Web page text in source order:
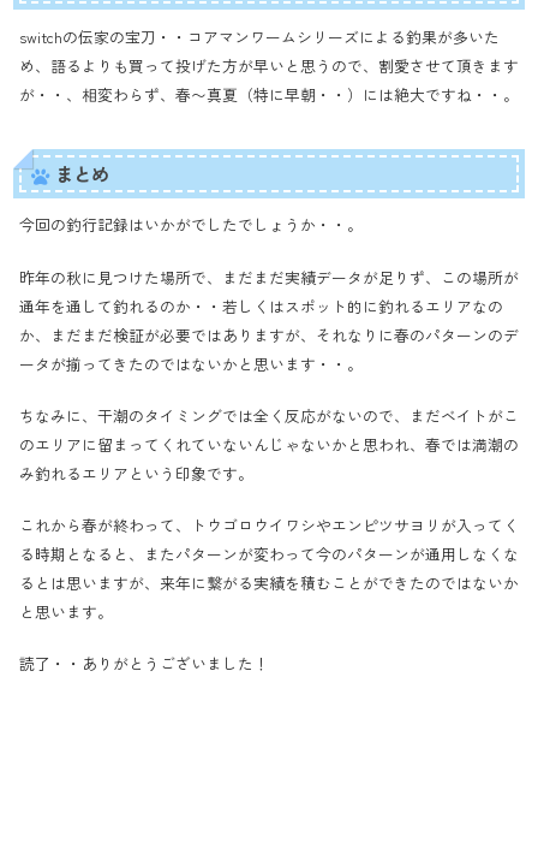
switchの伝家の宝刀・・コアマンワームシリーズによる釣果が多いた
め、語るよりも買って投げた方が早いと思うので、割愛させて頂きます
が・・、相変わらず、春〜真夏（特に早朝・・）には絶大ですね・・。
まとめ
今回の釣行記録はいかがでしたでしょうか・・。
昨年の秋に見つけた場所で、まだまだ実績データが足りず、この場所が
通年を通して釣れるのか・・若しくはスポット的に釣れるエリアなの
か、まだまだ検証が必要ではありますが、それなりに春のパターンのデ
ータが揃ってきたのではないかと思います・・。
ちなみに、干潮のタイミングでは全く反応がないので、まだベイトがこ
のエリアに留まってくれていないんじゃないかと思われ、春では満潮の
み釣れるエリアという印象です。
これから春が終わって、トウゴロウイワシやエンピツサヨリが入ってく
る時期となると、またパターンが変わって今のパターンが通用しなくな
るとは思いますが、来年に繋がる実績を積むことができたのではないか
と思います。
読了・・ありがとうございました！